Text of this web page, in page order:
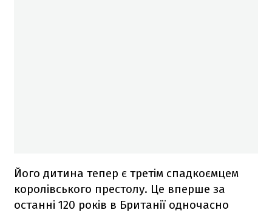
Його дитина тепер є третім спадкоємцем
королівського престолу. Це вперше за
останні 120 років в Британії одночасно